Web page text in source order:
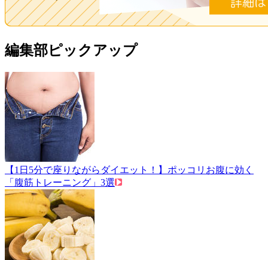
編集部ピックアップ
【1日5分で座りながらダイエット！】ポッコリお腹に効く
「腹筋トレーニング」3選